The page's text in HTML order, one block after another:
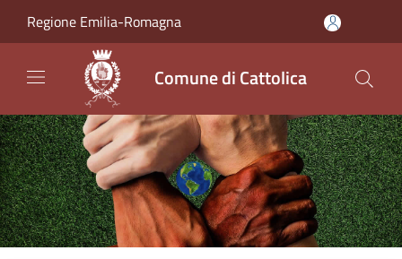
Regione Emilia-Romagna
Comune di Cattolica